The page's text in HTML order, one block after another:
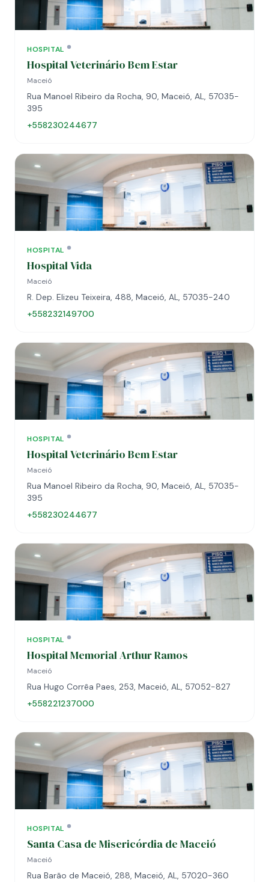
HOSPITAL
Hospital Veterinário Bem Estar
Maceió
Rua Manoel Ribeiro da Rocha, 90, Maceió, AL, 57035-
395
+558230244677
HOSPITAL
Hospital Vida
Maceió
R. Dep. Elizeu Teixeira, 488, Maceió, AL, 57035-240
+558232149700
HOSPITAL
Hospital Veterinário Bem Estar
Maceió
Rua Manoel Ribeiro da Rocha, 90, Maceió, AL, 57035-
395
+558230244677
HOSPITAL
Hospital Memorial Arthur Ramos
Maceió
Rua Hugo Corrêa Paes, 253, Maceió, AL, 57052-827
+558221237000
HOSPITAL
Santa Casa de Misericórdia de Maceió
Maceió
Rua Barão de Maceió, 288, Maceió, AL, 57020-360